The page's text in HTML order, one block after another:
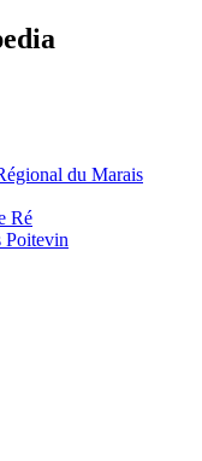
du Marais
Ré
Poitevin